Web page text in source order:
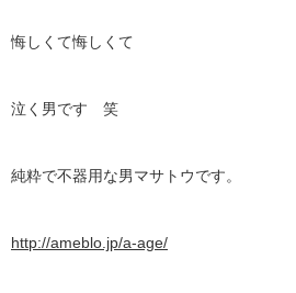
悔しくて悔しくて
泣く男です 笑
純粋で不器用な男マサトウです。
http://ameblo.jp/a-age/